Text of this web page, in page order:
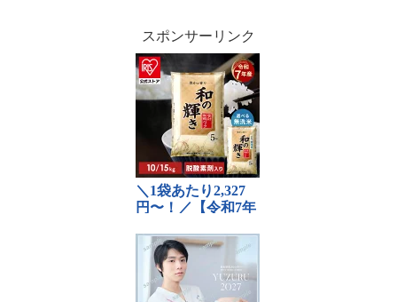
スポンサーリンク